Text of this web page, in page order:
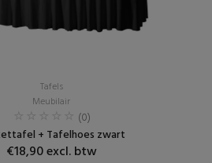
Tafels
Meubilair
(0)
+ Tafelhoes zwart
€18,90 excl. btw